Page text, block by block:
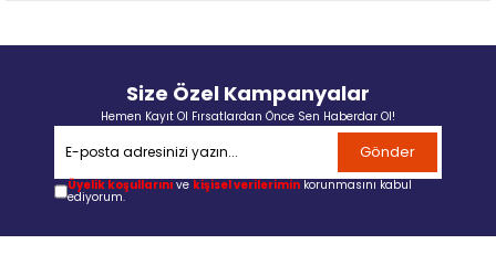
Size Özel Kampanyalar
Hemen Kayıt Ol Fırsatlardan Önce Sen Haberdar Ol!
Gönder
Üyelik koşullarını ve kişisel verilerimin korunmasını kabul
ediyorum.